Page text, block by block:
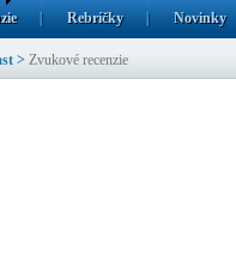
Rebríčky Novinky
> Zvukové recenzie